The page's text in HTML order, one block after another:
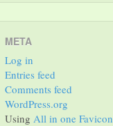
META
Log in
Entries feed
Comments feed
WordPress.org
Using All in one Favicon